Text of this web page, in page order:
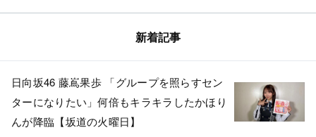
新着記事
日向坂46 藤嶌果歩 「グループを照らすセン
ターになりたい」何倍もキラキラしたかほり
んが降臨【坂道の火曜日】